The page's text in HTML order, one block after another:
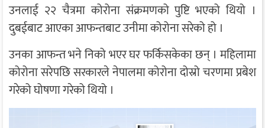
उनलाई २२ चैत्रमा कोरोना संक्रमणको पुष्टि भएको थियो ।
दुबईबाट आएका आफन्तबाट उनीमा कोरोना सरेको हो ।
उनका आफन्त भने निको भएर घर फर्किसकेका छन् । महिलामा
कोरोना सरेपछि सरकारले नेपालमा कोरोना दोस्रो चरणमा प्रबेश
गरेको घोषणा गरेको थियो ।